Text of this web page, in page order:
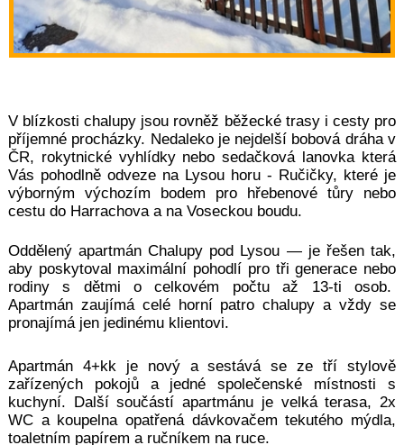
V blízkosti chalupy jsou rovněž běžecké trasy i cesty pro
příjemné procházky. Nedaleko je nejdelší bobová dráha v
ČR, rokytnické vyhlídky nebo sedačková lanovka která
Vás pohodlně odveze na Lysou horu - Ručičky, které je
výborným výchozím bodem pro hřebenové tůry nebo
cestu do Harrachova a na Voseckou boudu.
Oddělený apartmán Chalupy pod Lysou — je řešen tak,
aby poskytoval maximální pohodlí pro tři generace nebo
rodiny s dětmi o celkovém počtu až 13-ti osob.
Apartmán zaujímá celé horní patro chalupy a vždy se
pronajímá jen jedinému klientovi.
Apartmán 4+kk je nový a sestává se ze tří stylově
zařízených pokojů a jedné společenské místnosti s
kuchyní. Další součástí apartmánu je velká terasa, 2x
WC a koupelna opatřená dávkovačem tekutého mýdla,
toaletním papírem a ručníkem na ruce.